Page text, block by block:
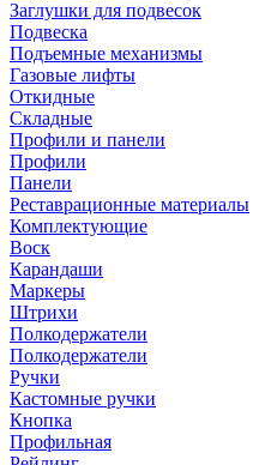
Заглушки для подвесок
Подвеска
Подъемные механизмы
Газовые лифты
Откидные
Складные
Профили и панели
Профили
Панели
Реставрационные материалы
Комплектующие
Воск
Карандаши
Маркеры
Штрихи
Полкодержатели
Полкодержатели
Ручки
Кастомные ручки
Кнопка
Профильная